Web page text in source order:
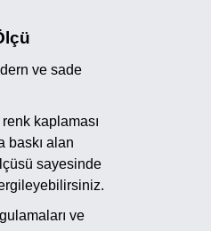
ve sade
kaplaması
baskı alan
sayesinde
ve